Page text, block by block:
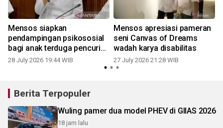
Mensos siapkan
pendampingan psikososial
bagi anak terduga pencuri
ayam
28 July 2026 19:44 WIB
Mensos apresiasi pameran
seni Canvas of Dreams
wadah karya disabilitas
27 July 2026 21:28 WIB
Berita Terpopuler
Wuling pamer dua model PHEV di GIIAS 2026
18 jam lalu